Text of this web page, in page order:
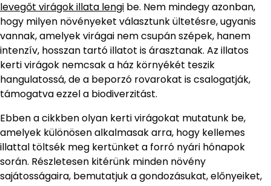
levegőt virágok illata lengi be. Nem mindegy azonban,
hogy milyen növényeket választunk ültetésre, ugyanis
vannak, amelyek virágai nem csupán szépek, hanem
intenzív, hosszan tartó illatot is árasztanak. Az illatos
kerti virágok nemcsak a ház környékét teszik
hangulatossá, de a beporzó rovarokat is csalogatják,
támogatva ezzel a biodiverzitást.
Ebben a cikkben olyan kerti virágokat mutatunk be,
amelyek különösen alkalmasak arra, hogy kellemes
illattal töltsék meg kertünket a forró nyári hónapok
során. Részletesen kitérünk minden növény
sajátosságaira, bemutatjuk a gondozásukat, előnyeiket,